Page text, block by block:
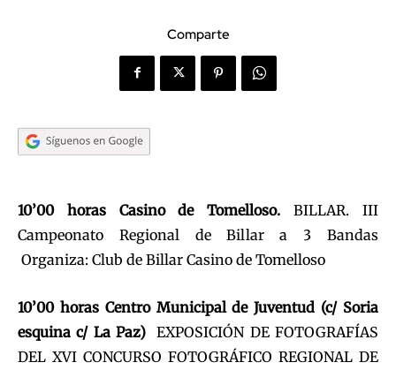
Comparte
10’00 horas Casino de Tomelloso. BILLAR. III
Campeonato Regional de Billar a 3 Bandas
Organiza: Club de Billar Casino de Tomelloso
10’00 horas Centro Municipal de Juventud (c/ Soria
esquina c/ La Paz) EXPOSICIÓN DE FOTOGRAFÍAS
DEL XVI CONCURSO FOTOGRÁFICO REGIONAL DE